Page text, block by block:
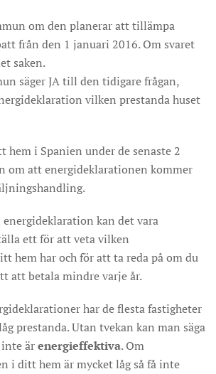
om den planerar att tillämpa
från den 1 januari 2016. Om svaret
saken.
säger JA till den tidigare frågan,
vilken prestanda huset
hem i Spanien under de senaste 2
om att energideklarationen kommer
kan det vara
ett för att veta vilken
hem har och för att ta reda på om du
att betala mindre varje år.
har de flesta fastigheter
prestanda. Utan tvekan kan man säga
ärenergieffektiva. Om
i ditt hem är mycket låg så få inte